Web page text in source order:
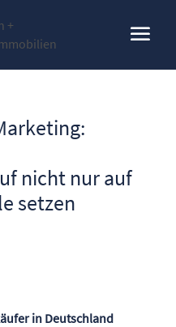
nicht nur auf
setzen
in Deutschland